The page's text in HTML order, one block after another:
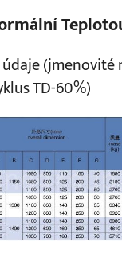
(jmenovité
TD-60%)